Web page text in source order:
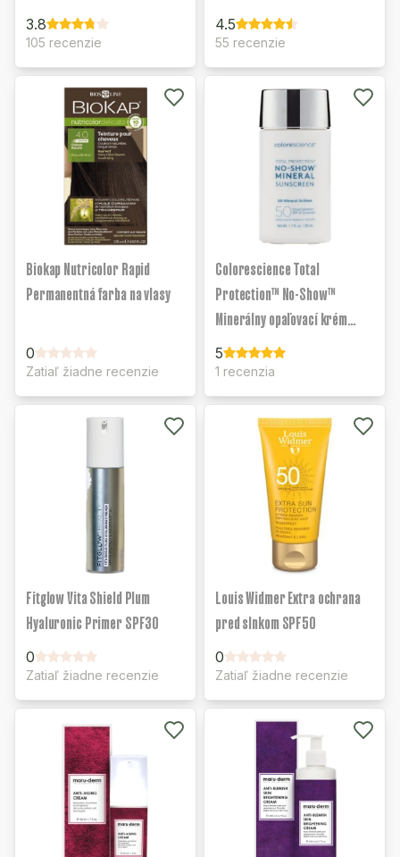
3.8
105 recenzie
4.5
55 recenzie
Biokap Nutricolor Rapid
Permanentná farba na vlasy
0
Zatiaľ žiadne recenzie
Colorescience Total
Protection™ No-Show™
Minerálny opaľovací krém
SPF50
5
1 recenzia
Fitglow Vita Shield Plum
Hyaluronic Primer SPF30
0
Zatiaľ žiadne recenzie
Louis Widmer Extra ochrana
pred slnkom SPF50
0
Zatiaľ žiadne recenzie